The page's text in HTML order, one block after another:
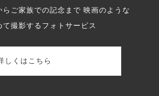
ご家族での記念まで 映画のような
撮影するフォトサービス
しくはこちら